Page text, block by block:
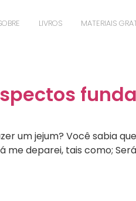
LIVROS MATERIAIS
um jejum? Você sabia
deparei, tais como;